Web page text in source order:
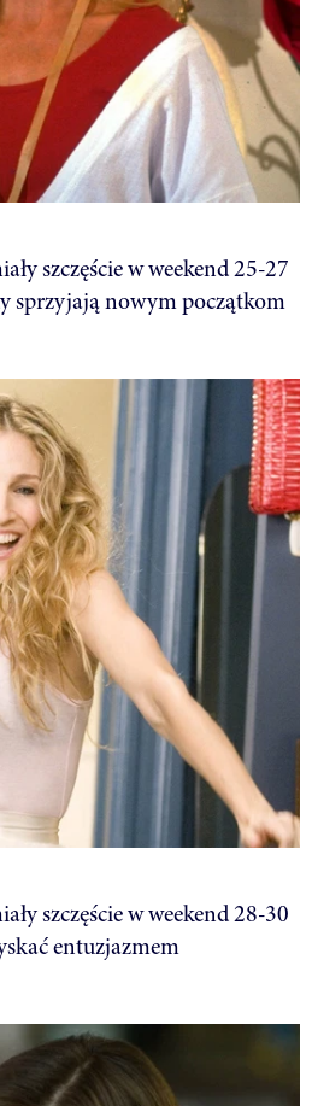
szczęście w weekend 25-27
sprzyjają nowym początkom
szczęście w weekend 28-30
entuzjazmem